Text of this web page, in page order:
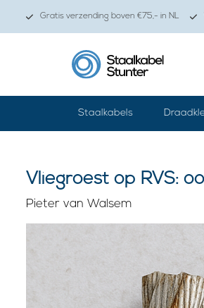
Gratis verzending boven €75,- in NL
Staalkabels
Vliegroest op RVS:
Pieter van Walsem